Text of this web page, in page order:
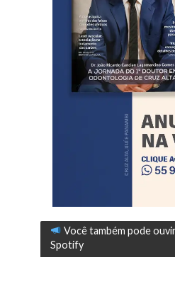
Você também pode
Spotify